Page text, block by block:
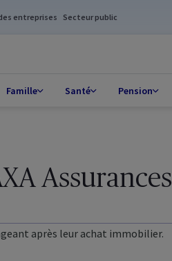
entreprises Secteur public
Famille Santé Pension
Assurances